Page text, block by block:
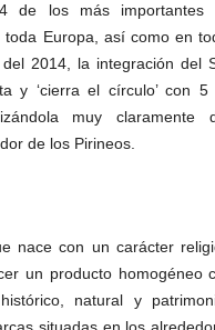
de los más importantes
toda Europa, así como en
2014, la integración del
y ‘cierra el círculo’ con 5
muy claramente
de los Pirineos.
nace con un carácter
un producto homogéneo
natural y